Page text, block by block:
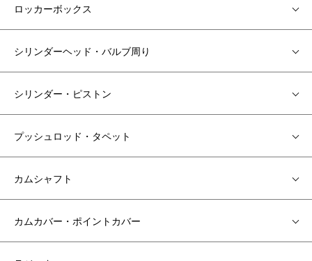
ロッカーボックス
シリンダーヘッド・バルブ周り
シリンダー・ピストン
プッシュロッド・タペット
カムシャフト
カムカバー・ポイントカバー